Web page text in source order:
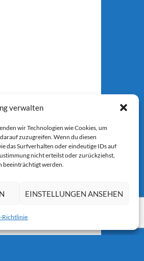
verwalten
wir Technologien wie Cookies, um
zuzugreifen. Wenn du diesen
das Surfverhalten oder eindeutige IDs auf
nicht erteilst oder zurückziehst,
beeinträchtigt werden.
EINSTELLUNGEN ANSEHEN
Richtlinie